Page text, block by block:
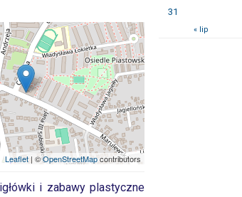
Leaflet | ©OpenStreetMapcontributors
i zabawy plastyczne
31
« lip